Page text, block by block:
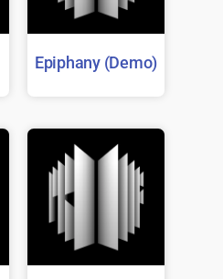
Epiphany (Demo)